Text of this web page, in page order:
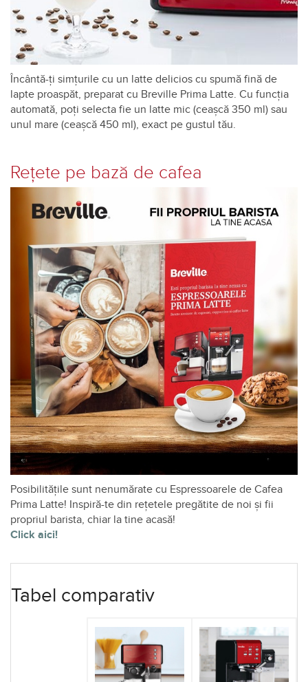
Încântă-ți simțurile cu un latte delicios cu spumă fină de
lapte proaspăt, preparat cu Breville Prima Latte. Cu funcția
automată, poți selecta fie un latte mic (ceașcă 350 ml) sau
unul mare (ceașcă 450 ml), exact pe gustul tău.
Rețete pe bază de cafea
Posibilitățile sunt nenumărate cu Espressoarele de Cafea
Prima Latte! Inspiră-te din rețetele pregătite de noi și fii
propriul barista, chiar la tine acasă!
Click aici!
Tabel comparativ